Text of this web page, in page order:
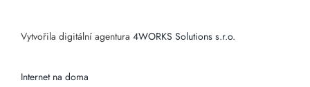
Vytvořila digitální agentura 4WORKS Solutions s.r.o.
Internet na doma